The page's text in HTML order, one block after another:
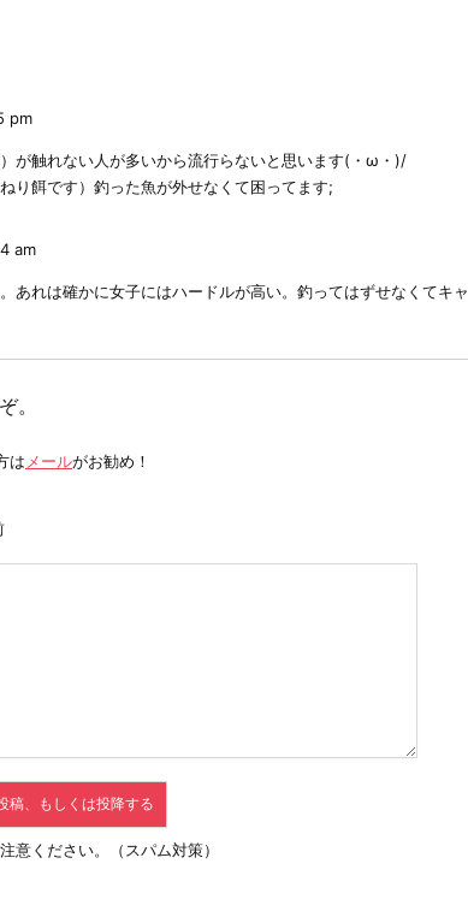
pm
が触れない人が多いから流行らないと思います(・ω・)/
り餌です）釣った魚が外せなくて困ってます;
am
あれは確かに女子にはハードルが高い。釣ってはずせなくてキャ
。
は メールがお勧め！
意ください。（スパム対策）